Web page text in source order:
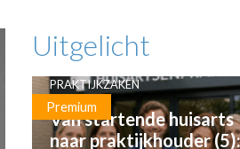
Uitgelicht
Premium
PRAKTIJKZAKEN
Van startende huisarts
naar praktijkhouder (5):